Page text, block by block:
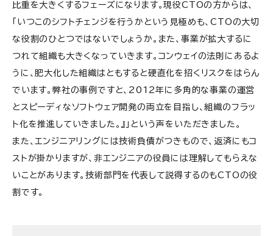
比重を大きくするフェーズになります。現役CTOの方からは、
「 いつこのシフトチェンジを行うかという見極めも、CTOの大切
な役割のひとつではないでしょうか。 また、事業が拡大するに
つれて組織も大きくなっていきます。コンウェイの法則にあるよ
うに、肥大化した組織はともすると硬直化を招くリスクをはらん
でいます。 弊社の事例ですと、2012年に多角的な事業の運営
とスピーディなソフトウェア開発の両立を目指し、組織のフラッ
ト化を推進していきました。』」 という声をいただきました。
また、エンジニアリングには技術負債がつきもので、返済にもコ
ストが掛かりますが、非エンジニアの役員には理解してもらえな
いことがあります。技術部門を代表して説得するのもCTOの役
割です。